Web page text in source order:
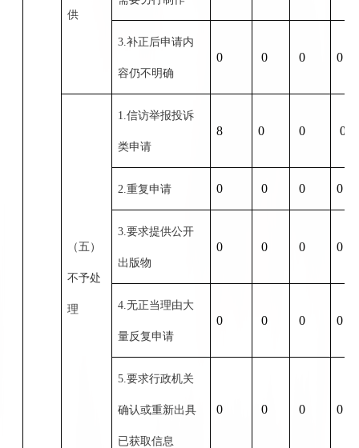
供
3.补正后申请内
容仍不明确
0 0 0 0
（五）
不予处
理
1.信访举报投诉
类申请
8 0 0 0
2.重复申请 0 0 0 0
3.要求提供公开
出版物
0 0 0 0
4.无正当理由大
量反复申请
0 0 0 0
5.要求行政机关
确认或重新出具
已获取信息
0 0 0 0